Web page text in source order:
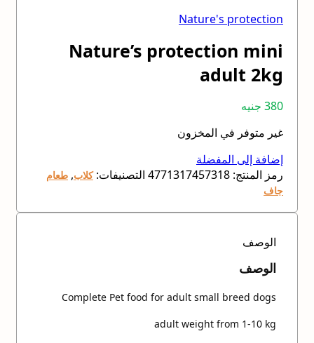
Nature's protection
Nature’s protection mini
adult 2kg
380 جنيه
غير متوفر في المخزون
إضافة إلى المفضلة
رمز المنتج: 4771317457318 التصنيفات: كلاب, طعام
جاف
الوصف
الوصف
Complete Pet food for adult small breed dogs
adult weight from 1-10 kg